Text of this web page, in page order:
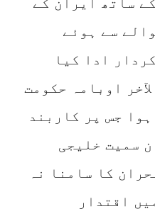
سے ہوئے
ادا کیا
اوبامہ حکومت
جس پر کاربند
سمیت خلیجی
کا سامنا نہ
2016ء میں اقتدار